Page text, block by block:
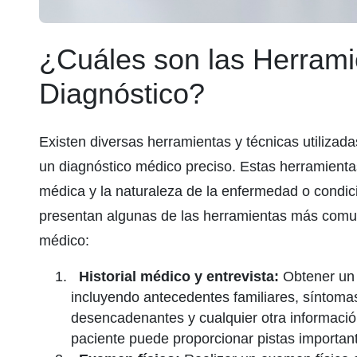
¿Cuáles son las
Diagnóstico?
Existen diversas herramientas y técnicas
un diagnóstico médico preciso. Estas
médica y la naturaleza de la enfermedad o
presentan algunas de las herramientas más
médico:
Historial médico y entrevista: Obtener
incluyendo antecedentes familiares,
desencadenantes y cualquier otra
paciente puede proporcionar pistas